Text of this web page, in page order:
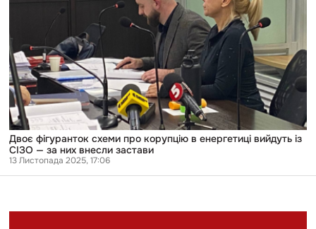
енергетиці
вийдуть
СІЗО
них
внесли
застави
Двоє фігуранток схеми про корупцію в енергетиці вийдуть із
СІЗО — за них внесли застави
13 Листопада 2025, 17:06